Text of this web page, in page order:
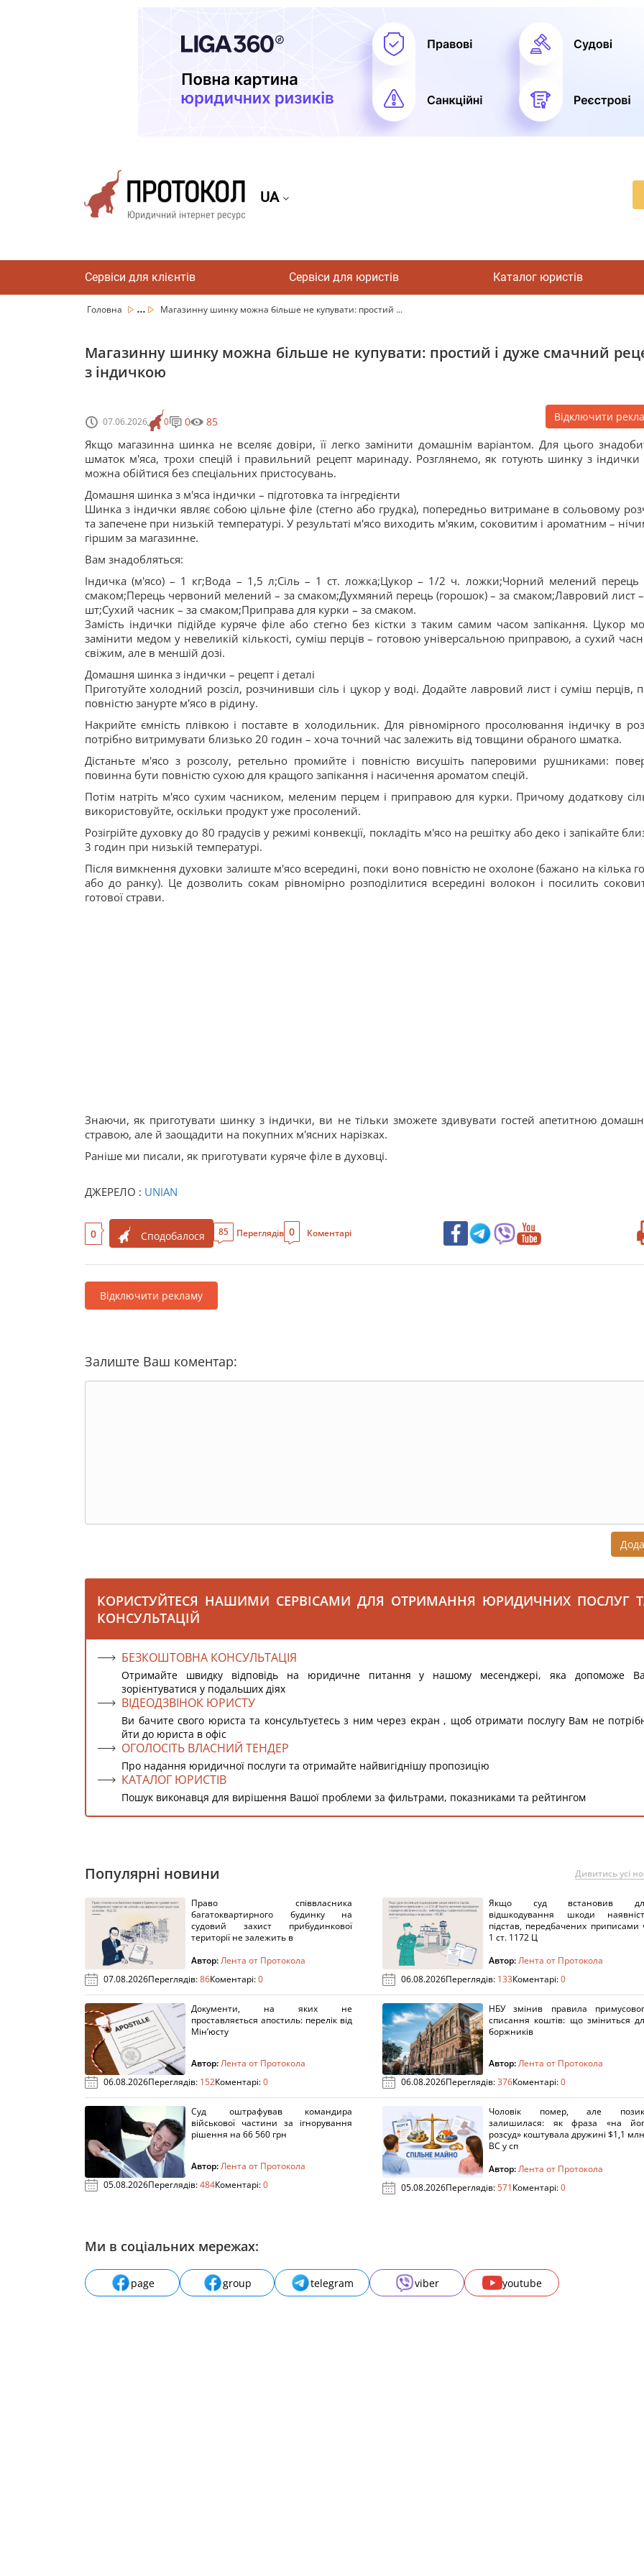
UA
Сервіси для клієнтів Сервіси для юристів Каталог юристів
Головна ... Магазинну шинку можна більше не купувати: простий ...
Магазинну шинку можна більше не купувати: простий і дуже смачний
з індичкою
07.06.2026 0 0 85 Відключити
Якщо магазинна шинка не вселяє довіри, її легко замінити домашнім варіантом. Для цього
шматок м'яса, трохи спецій і правильний рецепт маринаду. Розглянемо, як готують шинку з індички
можна обійтися без спеціальних пристосувань.
Домашня шинка з м'яса індички – підготовка та інгредієнти
Шинка з індички являє собою цільне філе (стегно або грудка), попередньо витримане в сольовому
та запечене при низькій температурі. У результаті м'ясо виходить м'яким, соковитим і ароматним –
гіршим за магазинне.
Вам знадобляться:
Індичка (м'ясо) – 1 кг;Вода – 1,5 л;Сіль – 1 ст. ложка;Цукор – 1/2 ч. ложки;Чорний мелений перець
смаком;Перець червоний мелений – за смаком;Духмяний перець (горошок) – за смаком;Лавровий лист
шт;Сухий часник – за смаком;Приправа для курки – за смаком.
Замість індички підійде куряче філе або стегно без кістки з таким самим часом запікання. Цукор
замінити медом у невеликій кількості, суміш перців – готовою універсальною приправою, а сухий
свіжим, але в меншій дозі.
Домашня шинка з індички – рецепт і деталі
Приготуйте холодний розсіл, розчинивши сіль і цукор у воді. Додайте лавровий лист і суміш перців,
повністю занурте м'ясо в рідину.
Накрийте ємність плівкою і поставте в холодильник. Для рівномірного просолювання індичку в
потрібно витримувати близько 20 годин – хоча точний час залежить від товщини обраного шматка.
Дістаньте м'ясо з розсолу, ретельно промийте і повністю висушіть паперовими рушниками:
повинна бути повністю сухою для кращого запікання і насичення ароматом спецій.
Потім натріть м'ясо сухим часником, меленим перцем і приправою для курки. Причому додаткову
використовуйте, оскільки продукт уже просолений.
Розігрійте духовку до 80 градусів у режимі конвекції, покладіть м'ясо на решітку або деко і запікайте
3 годин при низькій температурі.
Після вимкнення духовки залиште м'ясо всередині, поки воно повністю не охолоне (бажано на кілька
або до ранку). Це дозволить сокам рівномірно розподілитися всередині волокон і посилить
готової страви.
Знаючи, як приготувати шинку з індички, ви не тільки зможете здивувати гостей апетитною
стравою, але й заощадити на покупних м'ясних нарізках.
Раніше ми писали, як приготувати куряче філе в духовці.
ДЖЕРЕЛО : UNIAN
0 Сподобалося 85 Переглядів 0 Коментарі
Відключити рекламу
Залиште Ваш коментар:
КОРИСТУЙТЕСЯ НАШИМИ СЕРВІСАМИ ДЛЯ ОТРИМАННЯ ЮРИДИЧНИХ ПОСЛУГ
КОНСУЛЬТАЦІЙ
БЕЗКОШТОВНА КОНСУЛЬТАЦІЯ
Отримайте швидку відповідь на юридичне питання у нашому месенджері, яка допоможе
зорієнтуватися у подальших діях
ВІДЕОДЗВІНОК ЮРИСТУ
Ви бачите свого юриста та консультуєтесь з ним через екран , щоб отримати послугу Вам не
йти до юриста в офіс
ОГОЛОСІТЬ ВЛАСНИЙ ТЕНДЕР
Про надання юридичної послуги та отримайте найвигіднішу пропозицію
КАТАЛОГ ЮРИСТІВ
Пошук виконавця для вирішення Вашої проблеми за фильтрами, показниками та рейтингом
Популярні новини Дивитись усі
Право співвласника
багатоквартирного будинку на
судовий захист прибудинкової
території не залежить в
Автор:Лента от Протокола
07.08.2026Переглядів:86Коментарі:0
Якщо суд встановив
відшкодування шкоди
підстав, передбачених приписами
1 ст. 1172 Ц
Автор:Лента от Протокола
06.08.2026Переглядів: 133Коментарі:0
Документи, на яких не
проставляється апостиль: перелік від
Мін’юсту
Автор:Лента от Протокола
06.08.2026Переглядів: 152Коментарі:0
НБУ змінив правила
списання коштів: що зміниться
боржників
Автор:Лента от Протокола
06.08.2026Переглядів:376Коментарі:0
Суд оштрафував командира
військової частини за ігнорування
рішення на 66 560 грн
Автор:Лента от Протокола
05.08.2026Переглядів:484Коментарі:0
Чоловік помер, але
залишилася: як фраза «на
розсуд» коштувала дружині $1,1
ВС у сп
Автор:Лента от Протокола
05.08.2026Переглядів:571Коментарі:0
Ми в соціальних мережах:
page group telegram viber youtube